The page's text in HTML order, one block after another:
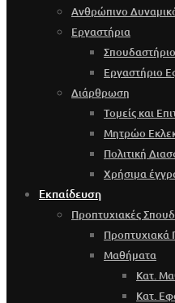
Ανθρώπινο
Εργαστήρια
Εργαστήριο
Διάρθρωση
Τομείς και
Μητρώο
Πολιτική
Χρήσιμα
Εκπαίδευση
Προπτυχιακές
Μαθήματα
Κατ.
Κατ.